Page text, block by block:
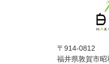
〒914-0812
福井県敦賀市